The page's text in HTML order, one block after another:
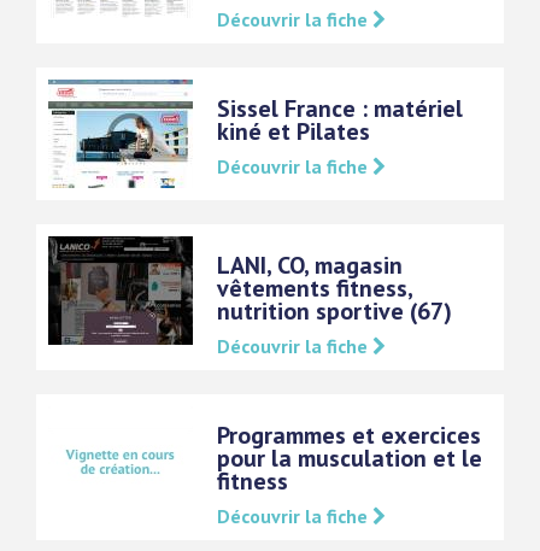
Découvrir la fiche
Sissel France : matériel
kiné et Pilates
Découvrir la fiche
LANI, CO, magasin
vêtements fitness,
nutrition sportive (67)
Découvrir la fiche
Programmes et exercices
pour la musculation et le
fitness
Découvrir la fiche